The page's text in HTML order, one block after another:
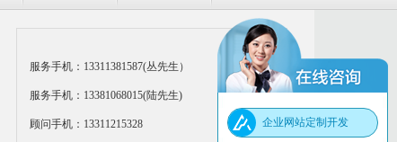
服务手机：13311381587(丛先生）
服务手机：13381068015(陆先生)
顾问手机：13311215328 企业网站定制开发